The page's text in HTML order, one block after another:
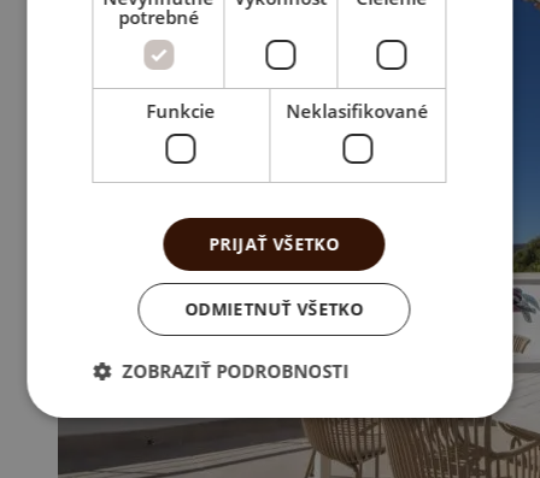
potrebné
Funkcie Neklasifikované
PRIJAŤ VŠETKO
ODMIETNUŤ VŠETKO
ZOBRAZIŤ PODROBNOSTI